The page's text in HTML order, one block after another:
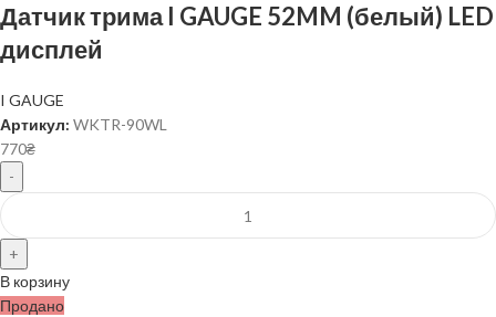
Датчик трима I GAUGE 52MM (белый) LED
дисплей
I GAUGE
Артикул: WKTR-90WL
770₴
В корзину
Продано